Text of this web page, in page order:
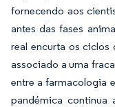
fornecendo aos
antes das fases
real encurta os
associado a uma
entre a farmacologia
pandémica